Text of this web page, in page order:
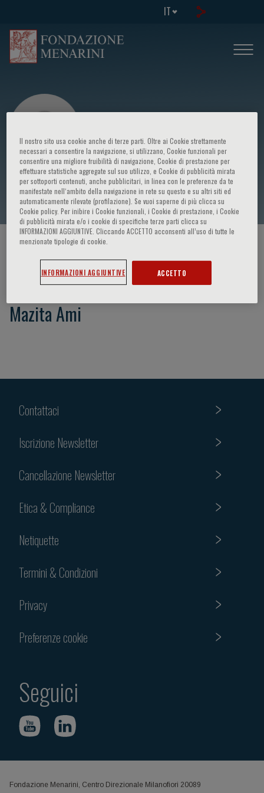
IT
Mazita Ami
HOME PAGE / CORSI ED EVENTI
Mazita Ami
Contattaci
Iscrizione Newsletter
Cancellazione Newsletter
Etica & Compliance
Netiquette
Termini & Condizioni
Privacy
Preferenze cookie
Seguici
Fondazione Menarini, Centro Direzionale Milanofiori 20089
Il nostro sito usa cookie anche di terze parti. Oltre ai Cookie strettamente
necessari a consentire la navigazione, si utilizzano, Cookie funzionali per
consentire una migliore fruibilità di navigazione, Cookie di prestazione per
effettuare statistiche aggregate sul suo utilizzo, e Cookie di pubblicità mirata
per sottoporti contenuti, anche pubblicitari, in linea con le preferenze da te
manifestate nell‘ambito della navigazione in rete su questo e su altri siti ed
automaticamente rilevate (profilazione). Se vuoi saperne di più clicca su
Cookie policy. Per inibire i Cookie funzionali, i Cookie di prestazione, i Cookie
di pubblicità mirata e/o i cookie di specifiche terze parti clicca su
INFORMAZIONI AGGIUNTIVE. Cliccando ACCETTO acconsenti all’uso di tutte le
menzionate tipologie di cookie.
INFORMAZIONI AGGIUNTIVE ACCETTO